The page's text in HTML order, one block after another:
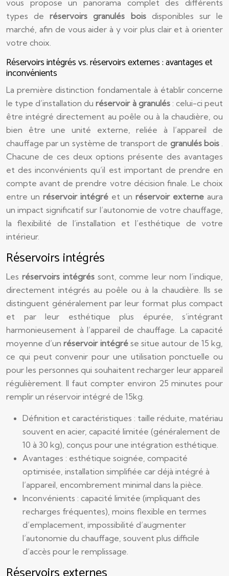
vous propose un panorama complet des différents
types deréservoirs granulés bois disponibles sur le
marché, afin de vous aider à y voir plus clair et à orienter
votre choix.
Réservoirs intégrés vs. réservoirs externes : avantages et
inconvénients
La première distinction fondamentale à établir concerne
le type d’installation duréservoir à granulés : celui-ci peut
être intégré directement au poêle ou à la chaudière, ou
bien être une unité externe, reliée à l’appareil de
chauffage par un système de transport de granulés bois .
Chacune de ces deux options présente des avantages
et des inconvénients qu’il est important de prendre en
compte avant de prendre votre décision finale. Le choix
entre un réservoir intégré et un réservoir externe aura
un impact significatif sur l’autonomie de votre chauffage,
la flexibilité de l’installation et l’esthétique de votre
intérieur.
Réservoirs intégrés
Les réservoirs intégrés sont, comme leur nom l’indique,
directement intégrés au poêle ou à la chaudière. Ils se
distinguent généralement par leur format plus compact
et par leur esthétique plus épurée, s’intégrant
harmonieusement à l’appareil de chauffage. La capacité
moyenne d’unréservoir intégré se situe autour de 15 kg,
ce qui peut convenir pour une utilisation ponctuelle ou
pour les personnes qui souhaitent recharger leur appareil
régulièrement. Il faut compter environ 25 minutes pour
remplir un réservoir intégré de 15kg.
Définition et caractéristiques : taille réduite, matériau
souvent en acier, capacité limitée (généralement de
10 à 30 kg), conçus pour une intégration esthétique.
Avantages : esthétique soignée, compacité
optimisée, installation simplifiée car déjà intégré à
l’appareil, encombrement minimal dans la pièce.
Inconvénients : capacité limitée (impliquant des
recharges fréquentes), moins flexible en termes
d’emplacement, impossibilité d’augmenter
l’autonomie du chauffage, souvent plus difficile
d’accès pour le remplissage.